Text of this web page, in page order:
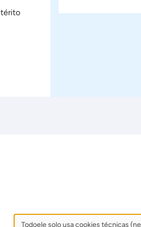
Todoele solo usa cookies técnicas